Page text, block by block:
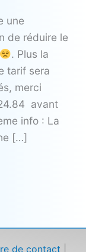
une
de réduire le
. Plus la
tarif sera
merci
avant
info : La
[…]
de contact